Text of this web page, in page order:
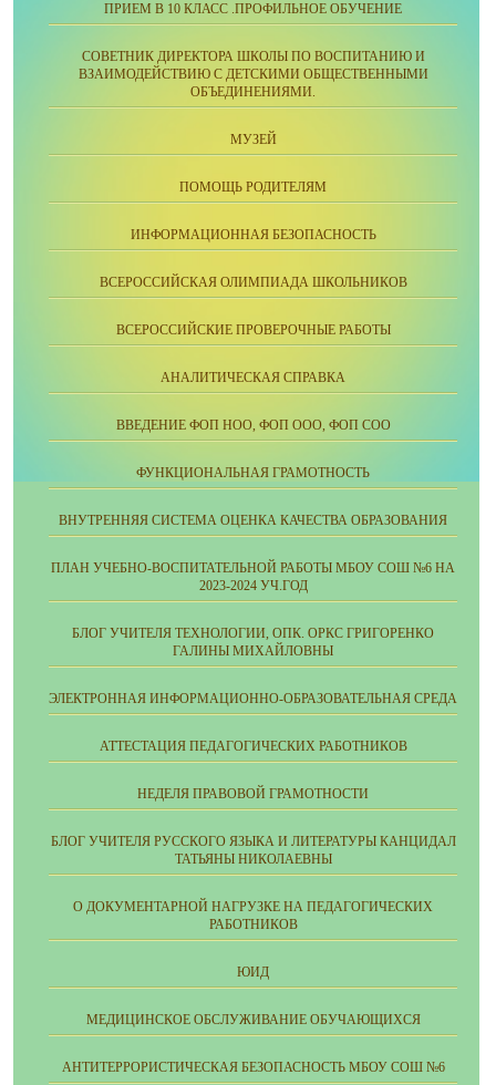
ПРИЕМ В 10 КЛАСС .ПРОФИЛЬНОЕ ОБУЧЕНИЕ
СОВЕТНИК ДИРЕКТОРА ШКОЛЫ ПО ВОСПИТАНИЮ И
ВЗАИМОДЕЙСТВИЮ С ДЕТСКИМИ ОБЩЕСТВЕННЫМИ
ОБЪЕДИНЕНИЯМИ.
МУЗЕЙ
ПОМОЩЬ РОДИТЕЛЯМ
ИНФОРМАЦИОННАЯ БЕЗОПАСНОСТЬ
ВСЕРОССИЙСКАЯ ОЛИМПИАДА ШКОЛЬНИКОВ
ВСЕРОССИЙСКИЕ ПРОВЕРОЧНЫЕ РАБОТЫ
АНАЛИТИЧЕСКАЯ СПРАВКА
ВВЕДЕНИЕ ФОП НОО, ФОП ООО, ФОП СОО
ФУНКЦИОНАЛЬНАЯ ГРАМОТНОСТЬ
ВНУТРЕННЯЯ СИСТЕМА ОЦЕНКА КАЧЕСТВА ОБРАЗОВАНИЯ
ПЛАН УЧЕБНО-ВОСПИТАТЕЛЬНОЙ РАБОТЫ МБОУ СОШ №6 НА
2023-2024 УЧ.ГОД
БЛОГ УЧИТЕЛЯ ТЕХНОЛОГИИ, ОПК. ОРКС ГРИГОРЕНКО
ГАЛИНЫ МИХАЙЛОВНЫ
ЭЛЕКТРОННАЯ ИНФОРМАЦИОННО-ОБРАЗОВАТЕЛЬНАЯ СРЕДА
АТТЕСТАЦИЯ ПЕДАГОГИЧЕСКИХ РАБОТНИКОВ
НЕДЕЛЯ ПРАВОВОЙ ГРАМОТНОСТИ
БЛОГ УЧИТЕЛЯ РУССКОГО ЯЗЫКА И ЛИТЕРАТУРЫ КАНЦИДАЛ
ТАТЬЯНЫ НИКОЛАЕВНЫ
О ДОКУМЕНТАРНОЙ НАГРУЗКЕ НА ПЕДАГОГИЧЕСКИХ
РАБОТНИКОВ
ЮИД
МЕДИЦИНСКОЕ ОБСЛУЖИВАНИЕ ОБУЧАЮЩИХСЯ
АНТИТЕРРОРИСТИЧЕСКАЯ БЕЗОПАСНОСТЬ МБОУ СОШ №6